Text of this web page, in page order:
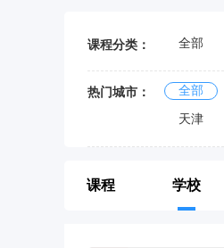
课程分类： 全部
热门城市： 全部
天津
课程 学校